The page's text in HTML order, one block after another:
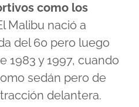
como los
Malibu nació a
del 60 pero luego
1983 y 1997, cuando
sedán pero de
delantera.